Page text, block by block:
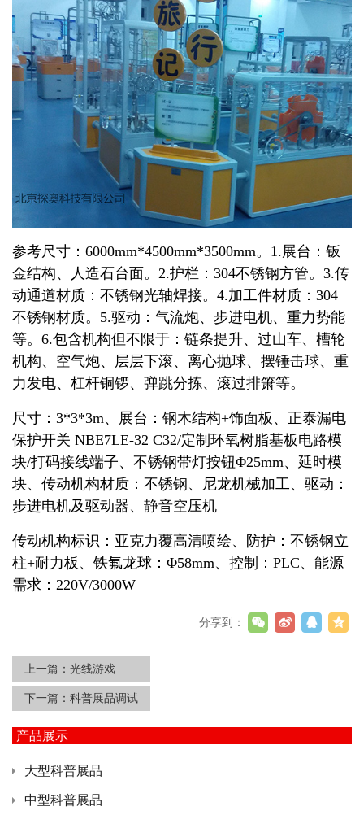
产品展示
大型科普展品
中型科普展品
参考尺寸：6000mm*4500mm*3500mm。1.展台：钣
金结构、人造石台面。2.护栏：304不锈钢方管。3.传
动通道材质：不锈钢光轴焊接。4.加工件材质：304
不锈钢材质。5.驱动：气流炮、步进电机、重力势能
等。6.包含机构但不限于：链条提升、过山车、槽轮
机构、空气炮、层层下滚、离心抛球、摆锤击球、重
力发电、杠杆铜锣、弹跳分拣、滚过排箫等。
尺寸：3*3*3m、展台：钢木结构+饰面板、正泰漏电
保护开关 NBE7LE-32 C32/定制环氧树脂基板电路模
块/打码接线端子、不锈钢带灯按钮Φ25mm、延时模
块、传动机构材质：不锈钢、尼龙机械加工、驱动：
步进电机及驱动器、静音空压机
传动机构标识：亚克力覆高清喷绘、防护：不锈钢立
柱+耐力板、铁氟龙球：Φ58mm、控制：PLC、能源
需求：220V/3000W
分享到：
上一篇： 光线游戏
下一篇： 科普展品调试